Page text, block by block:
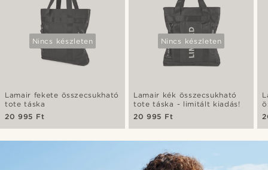
Nincs készleten
Lamair fekete összecsukható
tote táska
20 995 Ft
Nincs készleten
Lamair kék összecsukható
tote táska - limitált kiadás!
20 995 Ft